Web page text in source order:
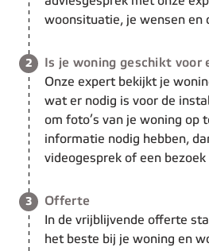
woonsituatie, je wensen en
2 Stap 2 van de 4:
Is je woning geschikt voor
Onze expert bekijkt je
wat er nodig is voor de
om foto’s van je woning op
informatie nodig hebben,
videogesprek of een bezoek
3 Stap 3 van de 4:
Offerte
In de vrijblijvende offerte
het beste bij je woning en